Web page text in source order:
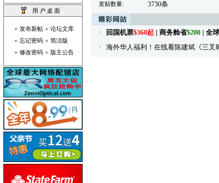
用 户 桌 面
发布新帖
论坛文库
忘记密码
简洁版
修改密码
版主公告
发贴数量: 3730条
回国机票$360起 | 商务舱省$200 | 全
海外华人福利！在线看陈建斌《三